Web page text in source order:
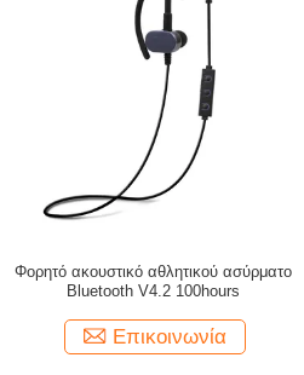
Φορητό ακουστικό αθλητικού ασύρματο
Bluetooth V4.2 100hours
Επικοινωνία